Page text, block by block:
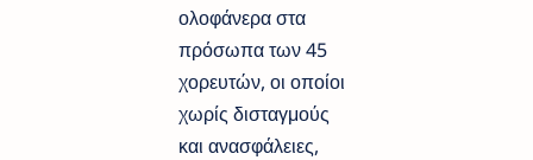
ολοφάνερα στα
πρόσωπα των 45
χορευτών, οι οποίοι
χωρίς δισταγμούς
και ανασφάλειες,